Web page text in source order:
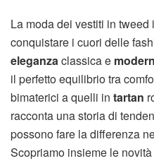
La moda dei vestiti in
conquistare i cuori delle
eleganza classica e
il perfetto equilibrio tra
bimaterici a quelli in tartan
racconta una storia di
possono fare la differenza
Scopriamo insieme le